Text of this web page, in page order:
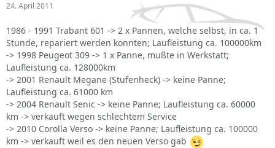
24. April 2011
1986 - 1991 Trabant 601 -> 2 x Pannen, welche selbst, in ca. 1
Stunde, repariert werden konnten; Laufleistung ca. 100000km
-> 1998 Peugeot 309 -> 1 x Panne, mußte in Werkstatt;
Laufleistung ca. 128000km
-> 2001 Renault Megane (Stufenheck) -> keine Panne;
Laufleistung ca. 61000 km
-> 2004 Renault Senic -> keine Panne; Laufleistung ca. 60000
km -> verkauft wegen schlechtem Service
-> 2010 Corolla Verso -> keine Panne; Laufleistung ca. 100000
km -> verkauft weil es den neuen Verso gab